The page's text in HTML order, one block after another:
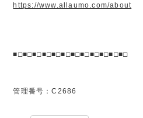
https://www.allaumo.com/about
■□■□■□■□■□■□■□■□■□■□■□■□
管理番号：C2686